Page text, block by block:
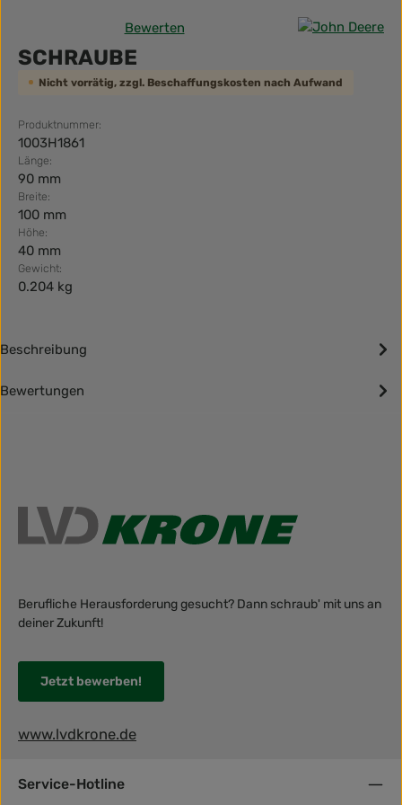
Durchschnittliche Bewertung von 0 von 5 Sternen
Bewerten
SCHRAUBE
Nicht vorrätig, zzgl. Beschaffungskosten nach Aufwand
Produktnummer:
1003H1861
Länge:
90 mm
Breite:
100 mm
Höhe:
40 mm
Gewicht:
0.204 kg
Beschreibung
Bewertungen
Berufliche Herausforderung gesucht? Dann schraub' mit uns an
deiner Zukunft!
Jetzt bewerben!
www.lvdkrone.de
Service-Hotline